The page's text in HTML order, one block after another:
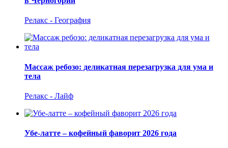
Релакс - География
Массаж ребозо: деликатная перезагрузка для ума и
тела
Релакс - Лайф
Убе-латте – кофейный фаворит 2026 года